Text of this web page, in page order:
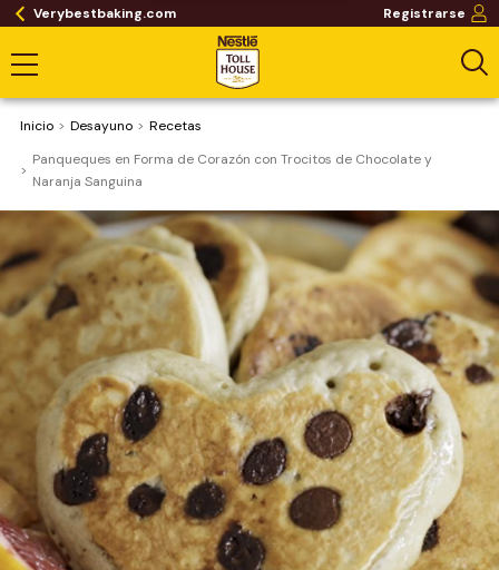
Verybestbaking.com Registrarse
Inicio Desayuno
Recetas
Panqueques en Forma de Corazón con Trocitos de Chocolate y
Naranja Sanguina